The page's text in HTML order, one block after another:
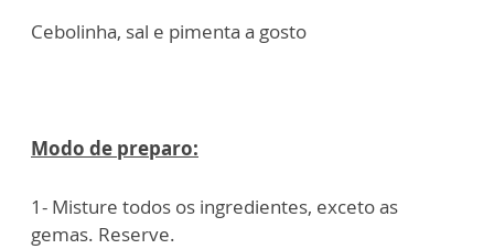
Cebolinha, sal e pimenta a gosto
Modo de preparo:
1- Misture todos os ingredientes, exceto as
gemas. Reserve.